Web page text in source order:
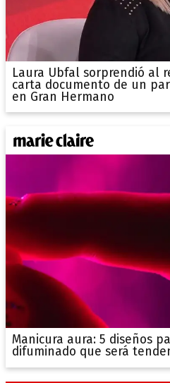
Laura Ubfal sorprendió al
carta documento de un
en Gran Hermano
Manicura aura: 5 diseños
difuminado que será